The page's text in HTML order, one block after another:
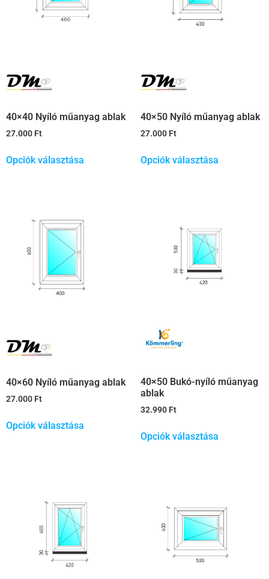
40×40 Nyíló műanyag ablak
27.000 Ft
Opciók választása
40×50 Nyíló műanyag ablak
27.000 Ft
Opciók választása
40×60 Nyíló műanyag ablak
27.000 Ft
Opciók választása
40×50 Bukó-nyíló műanyag
ablak
32.990 Ft
Opciók választása